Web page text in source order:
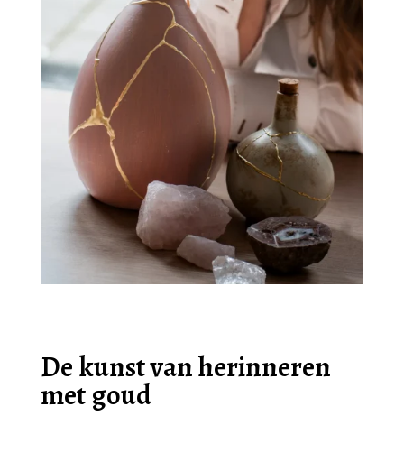
De kunst van herinneren
met goud